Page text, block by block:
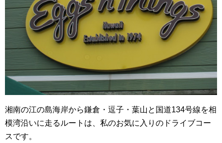
湘南の江の島海岸から鎌倉・逗子・葉山と国道134号線を相
模湾沿いに走るルートは、私のお気に入りのドライブコー
スです。